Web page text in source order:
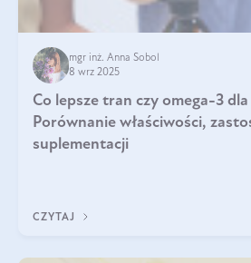
mgr inż. Anna Sobol
8 wrz 2025
Co lepsze tran czy omega-3 dla
Porównanie właściwości,
suplementacji
CZYTAJ